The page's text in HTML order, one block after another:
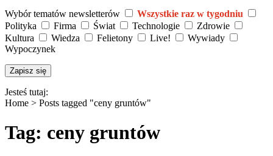
Wybór tematów newsletterów
Wszystkie raz w tygodniu
Polityka
Firma Świat Technologie
Zdrowie
Kultura
Wiedza Felietony Live!
Wywiady
Wypoczynek
Jesteś tutaj:
Home > Posts tagged "ceny gruntów"
Tag: ceny gruntów